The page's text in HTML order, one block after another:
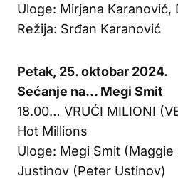
Uloge: Mirjana Karanović,
Režija: Srđan Karanović
Petak, 25. oktobar 2024.
Sećanje na… Megi Smit
18.00… VRUĆI MILIONI
Hot Millions
Uloge: Megi Smit
Justinov (Peter Ustinov)